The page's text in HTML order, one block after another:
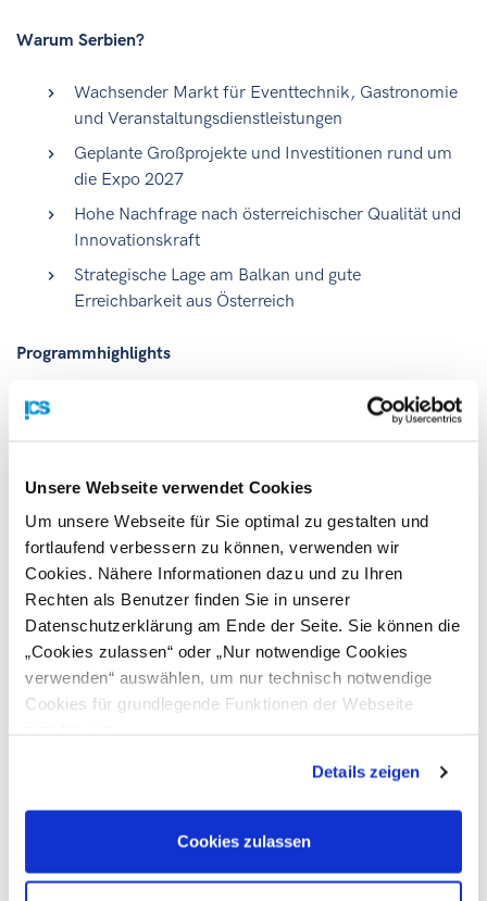
Unsere Webseite verwendet Cookies
Um unsere Webseite für Sie optimal zu gestalten und
fortlaufend verbessern zu können, verwenden wir
Cookies. Nähere Informationen dazu und zu Ihren
Rechten als Benutzer finden Sie in unserer
Datenschutzerklärung am Ende der Seite. Sie können die
„Cookies zulassen“ oder „Nur notwendige Cookies
verwenden“ auswählen, um nur technisch notwendige
Cookies für grundlegende Funktionen der Webseite
Details zeigen
Cookies zulassen
Warum Serbien?
Wachsender Markt für Eventtechnik, Gastronomie
und Veranstaltungsdienstleistungen
Geplante Großprojekte und Investitionen rund um
die Expo 2027
Hohe Nachfrage nach österreichischer Qualität und
Innovationskraft
Strategische Lage am Balkan und gute
Erreichbarkeit aus Österreich
Programmhighlights
Präsentation österreichischer Unternehmen vor
relevanten Entscheidungsträger:innen aus Serbien
Projektpartner:innen und potenziellen
Auftraggeber:innen
Networking mit Branchenvertreter:innen aus der
Musik-, Event- und Gastrobranche
Informative Updates zu Expo 2027 und Chancen
vor Ort
Ihre Vorteile
Positionierung als bevorzugter Partner im
wachsenden serbischen Markt